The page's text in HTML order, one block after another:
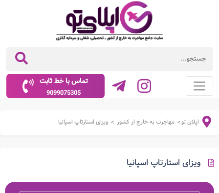
تماس با خط ثابت
9099075305
اپلای تو> مهاجرت به خارج از کشور > ویزای استارتاپ اسپانیا
ویزای استارتاپ اسپانیا